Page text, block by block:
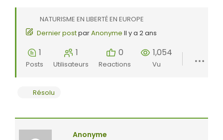
NATURISME EN LIBERTÉ EN EUROPE
Dernier postparAnonyme Il y a 2 ans
1
Posts
1
Utilisateurs
0
Reactions
1,054
Vu
Résolu
Anonyme